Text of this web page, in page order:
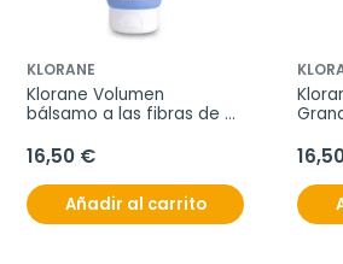
KLORANE
Klorane Volumen
bálsamo a las fibras de
16,50 €
Añadir al carrito